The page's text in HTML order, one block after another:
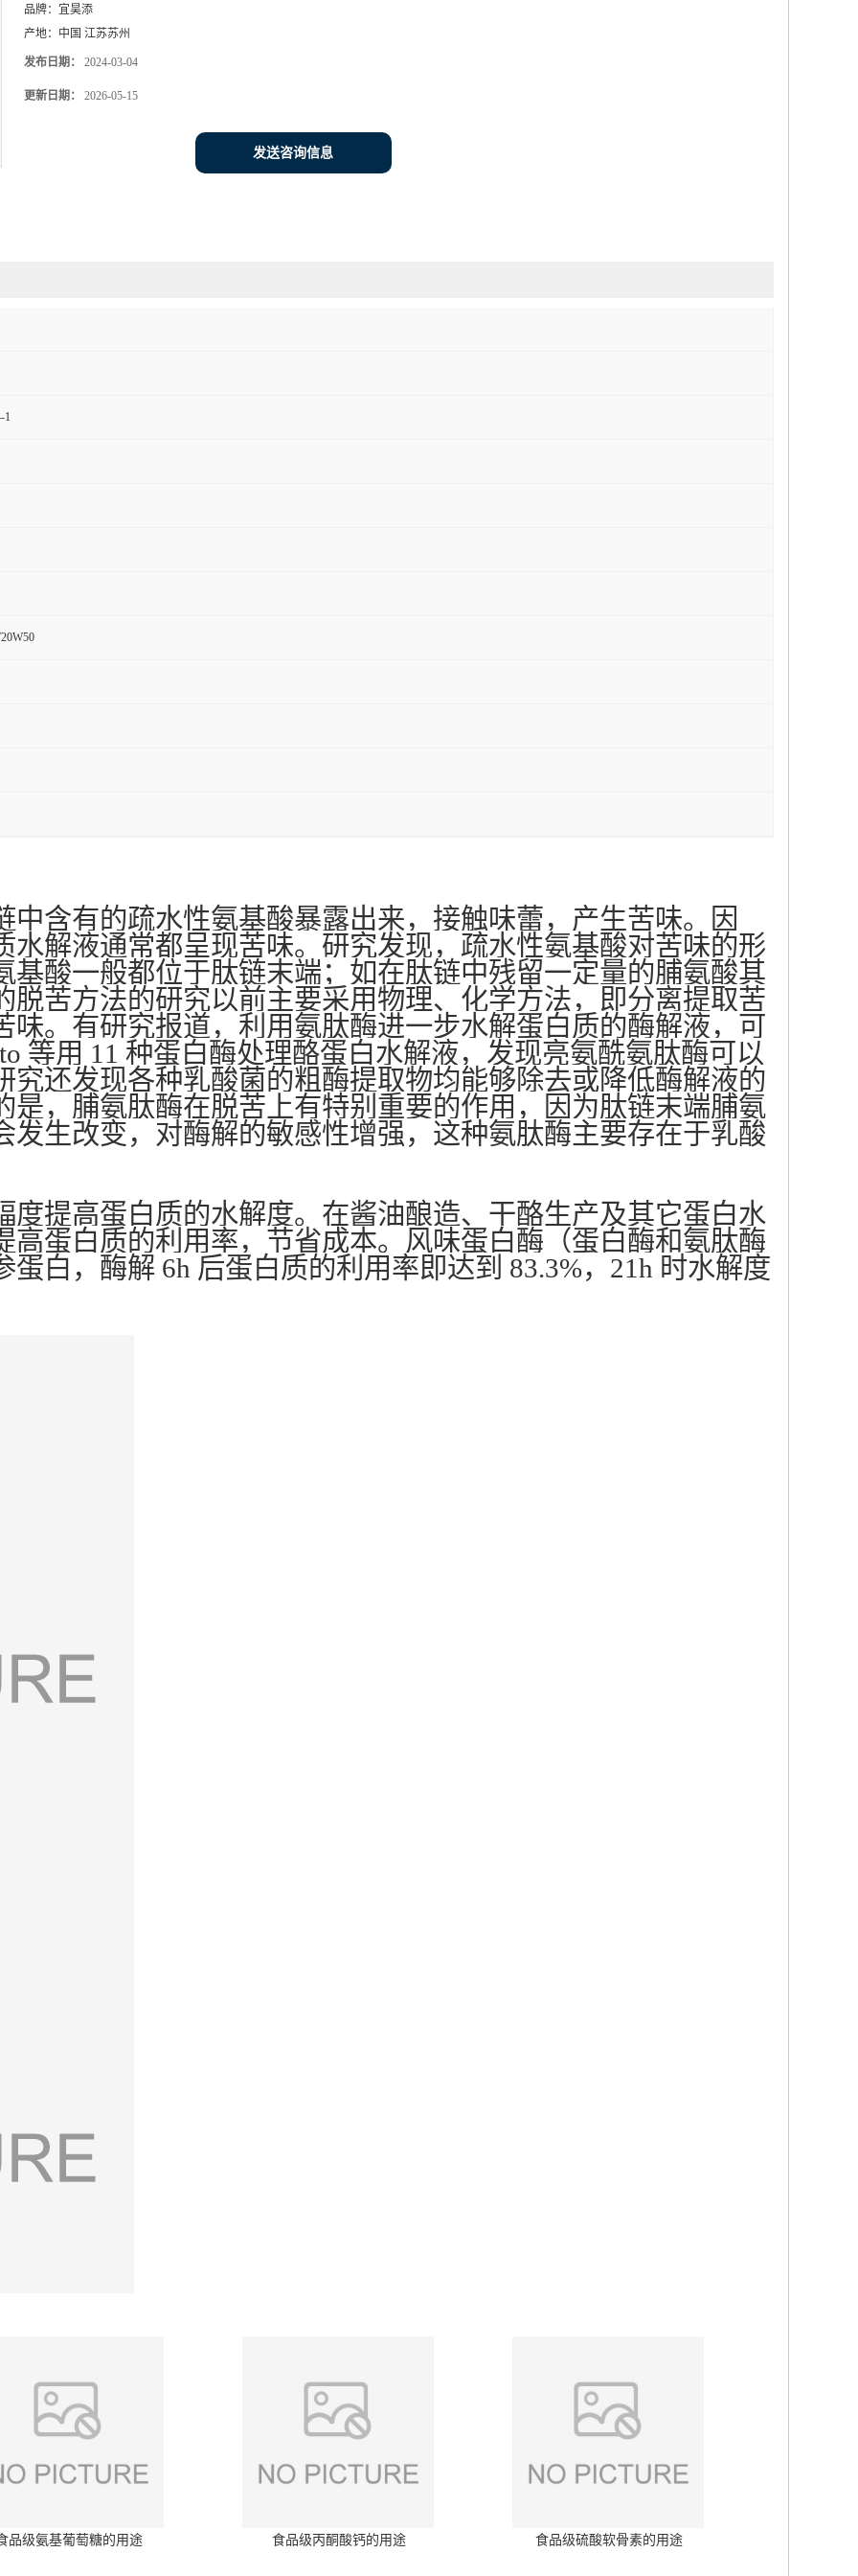
品牌： 宜昊添
产地： 中国 江苏苏州
发布日期： 2024-03-04
更新日期： 2026-05-15
发送咨询信息
1
中含有的疏水性氨基酸暴露出来，接触味蕾，产生苦味。因
水解液通常都呈现苦味。研究发现，疏水性氨基酸对苦味的形
基酸一般都位于肽链末端；如在肽链中残留一定量的脯氨酸其
脱苦方法的研究以前主要采用物理、化学方法，即分离提取苦
味。有研究报道，利用氨肽酶进一步水解蛋白质的酶解液，可
等用 11 种蛋白酶处理酪蛋白水解液，发现亮氨酰氨肽酶可以
究还发现各种乳酸菌的粗酶提取物均能够除去或降低酶解液的
是，脯氨肽酶在脱苦上有特别重要的作用，因为肽链末端脯氨
发生改变，对酶解的敏感性增强，这种氨肽酶主要存在于乳酸
度提高蛋白质的水解度。在酱油酿造、干酪生产及其它蛋白水
高蛋白质的利用率，节省成本。风味蛋白酶（蛋白酶和氨肽酶
白，酶解 6h 后蛋白质的利用率即达到 83.3%，21h 时水解度
品级氨基葡萄糖的用途 食品级丙酮酸钙的用途 食品级硫酸软骨素的用途